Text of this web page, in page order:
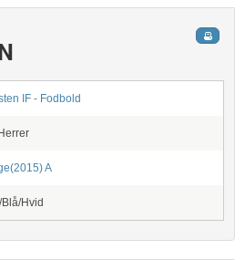
IF - Fodbold
A
Hvid